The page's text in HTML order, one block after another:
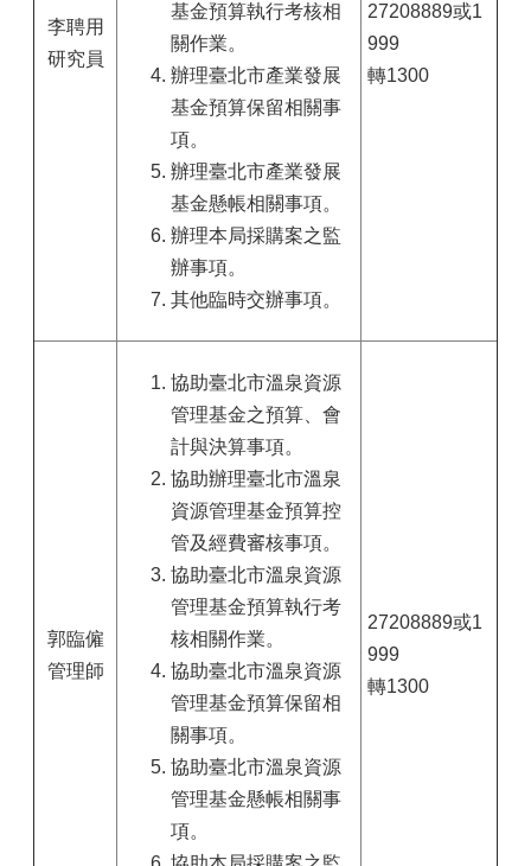
李聘用
研究員
基金預算執行考核相
關作業。
辦理臺北市產業發展
基金預算保留相關事
項。
辦理臺北市產業發展
基金懸帳相關事項。
辦理本局採購案之監
辦事項。
其他臨時交辦事項。
27208889或1
999
轉1300
郭臨僱
管理師
協助臺北市溫泉資源
管理基金之預算、會
計與決算事項。
協助辦理臺北市溫泉
資源管理基金預算控
管及經費審核事項。
協助臺北市溫泉資源
管理基金預算執行考
核相關作業。
協助臺北市溫泉資源
管理基金預算保留相
關事項。
協助臺北市溫泉資源
管理基金懸帳相關事
項。
27208889或1
999
轉1300